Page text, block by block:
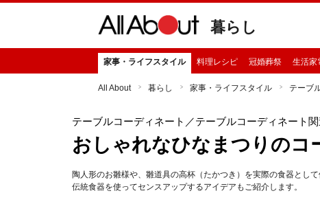
暮らし
家事・ライフスタイル 料理レシピ 冠婚葬祭 生活家
All About 暮らし 家事・ライフスタイル テーブ
テーブルコーディネート ／テーブルコーディネート
おしゃれなひなまつりのコ
陶人形のお雛様や、雛道具の高杯（たかつき）を実際の食器とし
伝統食器を使ってセンスアップするアイデアもご紹介します。